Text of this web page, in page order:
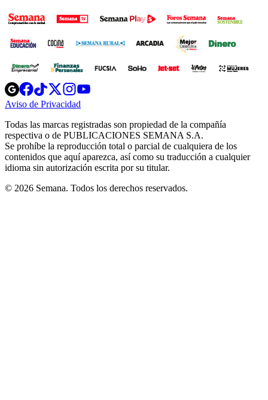
Opens
in
new
Opens
in
new
Opens
in
new
window
Opens
new
windowwindow
Aviso de Privacidad
new
window
Todas las marcas registradas son propiedad de la compañía
respectiva o de PUBLICACIONES SEMANA S.A.
Se prohíbe la reproducción total o parcial de cualquiera de los
contenidos que aquí aparezca, así como su traducción a cualquier
idioma sin autorización escrita por su titular.
© 2026 Semana. Todos los derechos reservados.